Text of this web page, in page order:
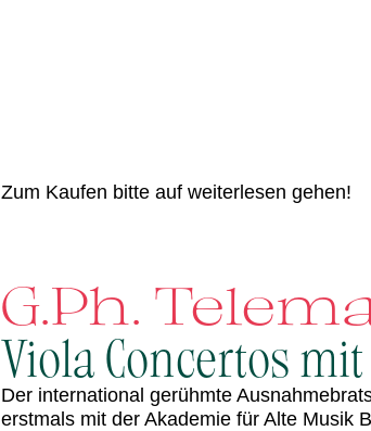
Zum Kaufen bitte auf weiterlesen gehen!
G.Ph.
Viola Concertos
Der international gerühmte
erstmals mit der Akademie für Alte Musik